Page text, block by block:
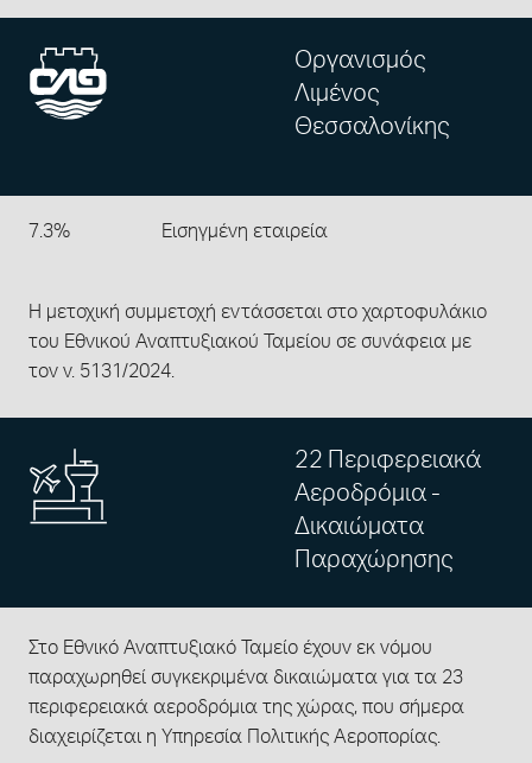
Οργανισμός
Λιμένος
Θεσσαλονίκης
7.3% Εισηγμένη εταιρεία
Η μετοχική συμμετοχή εντάσσεται στο χαρτοφυλάκιο
του Εθνικού Αναπτυξιακού Ταμείου σε συνάφεια με
τον ν. 5131/2024.
22 Περιφερειακά
Αεροδρόμια -
Δικαιώματα
Παραχώρησης
Στο Εθνικό Αναπτυξιακό Ταμείο έχουν εκ νόµου
παραχωρηθεί συγκεκριµένα δικαιώµατα για τα 23
περιφερειακά αεροδρόµια της χώρας, που σήµερα
διαχειρίζεται η Υπηρεσία Πολιτικής Αεροπορίας.